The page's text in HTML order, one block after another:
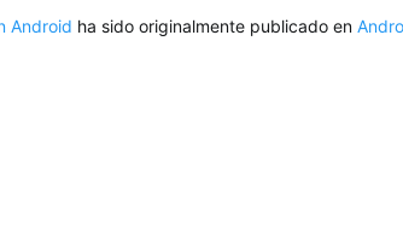
Android ha sido originalmente publicado en